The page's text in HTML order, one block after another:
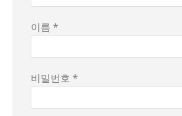
이름 *
비밀번호 *